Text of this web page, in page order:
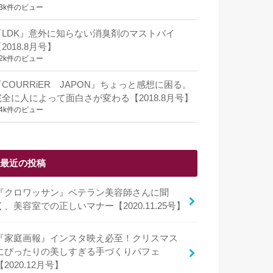
件のビュー
LDK』意外に知らない消臭剤のマストバイ
2018.8月号】
件のビュー
COURRiER JAPON』ちょっと感想に困る。
全に人によって面白さが変わる【2018.8月号】
件のビュー
最近の投稿
『クロワッサン』ベテラン美容師さんに聞
、美容室での正しいマナー【2020.11.25号】
『家庭画報』インスタ映え必至！クリスマス
ぴったりの美しすぎる手づくりパフェ
【2020.12月号】